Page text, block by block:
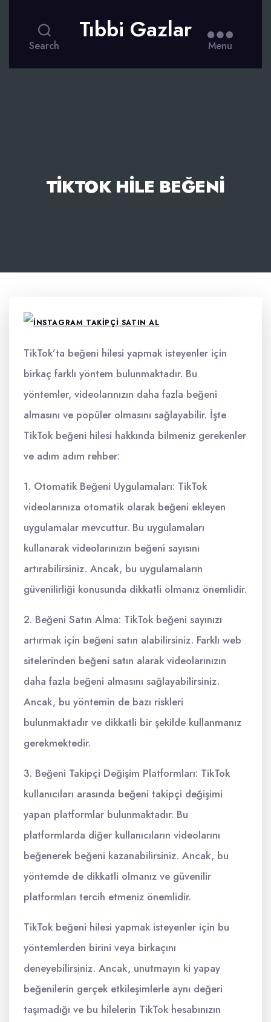
Search
Tıbbi Gazlar
Menu
TIKTOK HILE BEĞENI
TikTok’ta beğeni hilesi yapmak isteyenler için
birkaç farklı yöntem bulunmaktadır. Bu
yöntemler, videolarınızın daha fazla beğeni
almasını ve popüler olmasını sağlayabilir. İşte
TikTok beğeni hilesi hakkında bilmeniz gerekenler
ve adım adım rehber:
1. Otomatik Beğeni Uygulamaları: TikTok
videolarınıza otomatik olarak beğeni ekleyen
uygulamalar mevcuttur. Bu uygulamaları
kullanarak videolarınızın beğeni sayısını
artırabilirsiniz. Ancak, bu uygulamaların
güvenilirliği konusunda dikkatli olmanız önemlidir.
2. Beğeni Satın Alma: TikTok beğeni sayınızı
artırmak için beğeni satın alabilirsiniz. Farklı web
sitelerinden beğeni satın alarak videolarınızın
daha fazla beğeni almasını sağlayabilirsiniz.
Ancak, bu yöntemin de bazı riskleri
bulunmaktadır ve dikkatli bir şekilde kullanmanız
gerekmektedir.
3. Beğeni Takipçi Değişim Platformları: TikTok
kullanıcıları arasında beğeni takipçi değişimi
yapan platformlar bulunmaktadır. Bu
platformlarda diğer kullanıcıların videolarını
beğenerek beğeni kazanabilirsiniz. Ancak, bu
yöntemde de dikkatli olmanız ve güvenilir
platformları tercih etmeniz önemlidir.
TikTok beğeni hilesi yapmak isteyenler için bu
yöntemlerden birini veya birkaçını
deneyebilirsiniz. Ancak, unutmayın ki yapay
beğenilerin gerçek etkileşimlerle aynı değeri
taşımadığı ve bu hilelerin TikTok hesabınızın